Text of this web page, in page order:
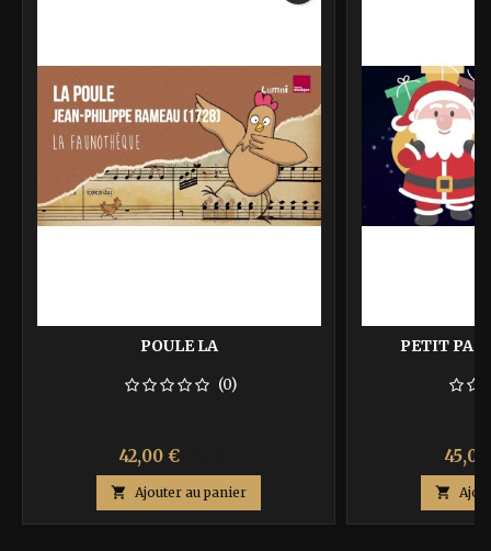
POULE LA
(0)
Prix
42,00 €
base
 Ajouter au panier
PETIT
Prix
